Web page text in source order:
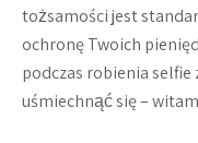
tożsamości jest
ochronę Twoich
podczas robienia
uśmiechnąć się –